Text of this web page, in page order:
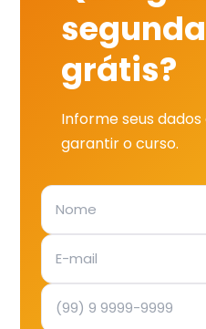
grátis?
Informe seus
garantir o curso.